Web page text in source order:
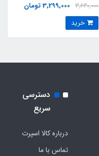
3,630,000 3,299,000 تومان
دسترسی
سریع
درباره کالا اسپرت
تماس با ما